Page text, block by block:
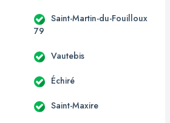
Saint-Martin-du-Fouilloux
79
Vautebis
Échiré
Saint-Maxire